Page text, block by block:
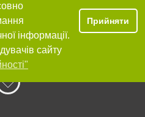
інформації.
сайту
Прийняти